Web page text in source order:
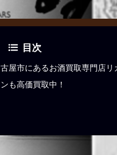
目次
屋市にあるお酒買取専門店リ
も高価買取中！